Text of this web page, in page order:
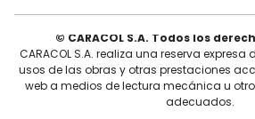
© CARACOL S.A. Todos los
CARACOL S.A. realiza una reserva
usos de las obras y otras prestaciones
web a medios de lectura mecánica u
adecuados.